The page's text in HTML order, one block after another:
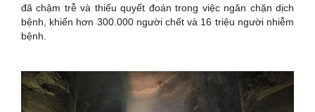
đã chậm trễ và thiếu quyết đoán trong việc ngăn chặn dịch
bệnh, khiến hơn 300.000 người chết và 16 triệu người nhiễm
bệnh.